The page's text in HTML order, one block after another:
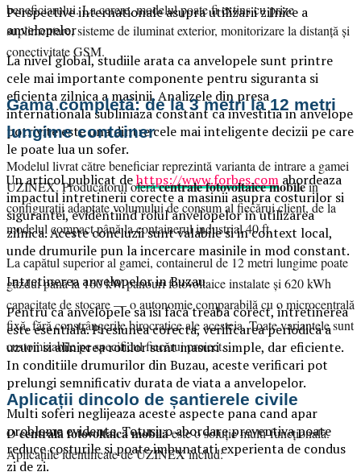
Perspective internationale asupra utilizarii zilnice a
anvelopelor
La nivel global, studiile arata ca anvelopele sunt printre
cele mai importante componente pentru siguranta si
eficienta zilnica a masinii. Analizele din presa
internationala subliniaza constant ca investitia in anvelope
potrivite este una dintre cele mai inteligente decizii pe care
le poate lua un sofer.
Un articol publicat dehttps://www.forbes.com abordeaza
impactul intretinerii corecte a masinii asupra costurilor si
sigurantei, evidentiind rolul anvelopelor in utilizarea
zilnica. Aceste concluzii sunt valabile si in context local,
unde drumurile pun la incercare masinile in mod constant.
Intretinerea anvelopelor in Buzau
Pentru ca anvelopele sa isi faca treaba corect, intretinerea
este esentiala. Presiunea corecta, verificarea periodica a
uzurii si alinierea rotilor sunt masuri simple, dar eficiente.
In conditiile drumurilor din Buzau, aceste verificari pot
prelungi semnificativ durata de viata a anvelopelor.
Multi soferi neglijeaza aceste aspecte pana cand apar
probleme evidente. Totusi, o abordare preventiva poate
reduce costurile si poate imbunatati experienta de condus
zi de zi.
beneficiarului. La cerere, modelul poate fi extins cu prize
suplimentare, sisteme de iluminat exterior, monitorizare la distanță și
conectivitate GSM.
Gama completă: de la 3 metri la 12 metri
lungime container
Modelul livrat către beneficiar reprezintă varianta de intrare a gamei
UZINEX. Producătorul oferăcentrale fotovoltaice mobileîn
configurații adaptate volumului de consum al fiecărui client, de la
modelul compact până la containerul industrial 40 ft.
La capătul superior al gamei, containerul de 12 metri lungime poate
găzdui până la 160 kW panouri fotovoltaice instalate și 620 kWh
capacitate de stocare — o autonomie comparabilă cu o microcentrală
fixă, fără constrângerile birocratice ale acesteia. Toate variantele sunt
customizabile pe specificul fiecărui proiect.
Aplicații dincolo de șantierele civile
Ocentrală fotovoltaică mobilăeste o soluție multi-funcțională.
Aplicațiile identificate de UZINEX includ: